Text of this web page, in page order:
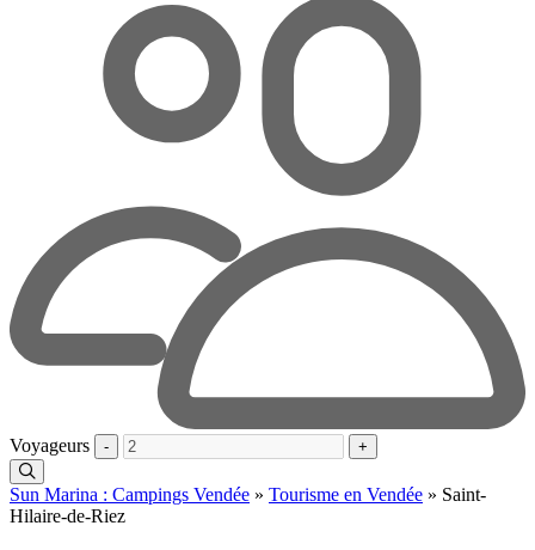
Voyageurs - +
Sun Marina : Campings Vendée » Tourisme en Vendée » Saint-
Hilaire-de-Riez